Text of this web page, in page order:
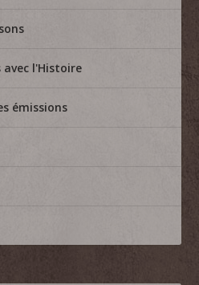
avec l'Histoire
émissions